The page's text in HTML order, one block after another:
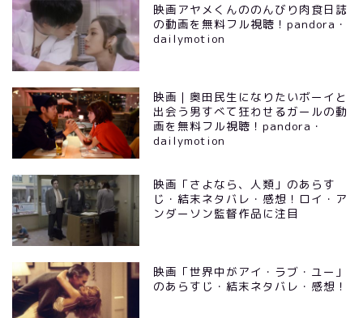
映画アヤメくんののんびり肉食日誌
の動画を無料フル視聴！pandora・
dailymotion
映画｜奥田民生になりたいボーイと
出会う男すべて狂わせるガールの動
画を無料フル視聴！pandora・
dailymotion
映画「さよなら、人類」のあらす
じ・結末ネタバレ・感想！ロイ・ア
ンダーソン監督作品に注目
映画「世界中がアイ・ラブ・ユー」
のあらすじ・結末ネタバレ・感想！